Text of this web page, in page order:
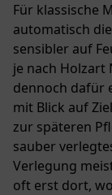
Für klassische
automatisch
sensibler auf
je nach Holzart
dennoch dafür
mit Blick auf
zur späteren
sauber
Verlegung
oft erst dort,